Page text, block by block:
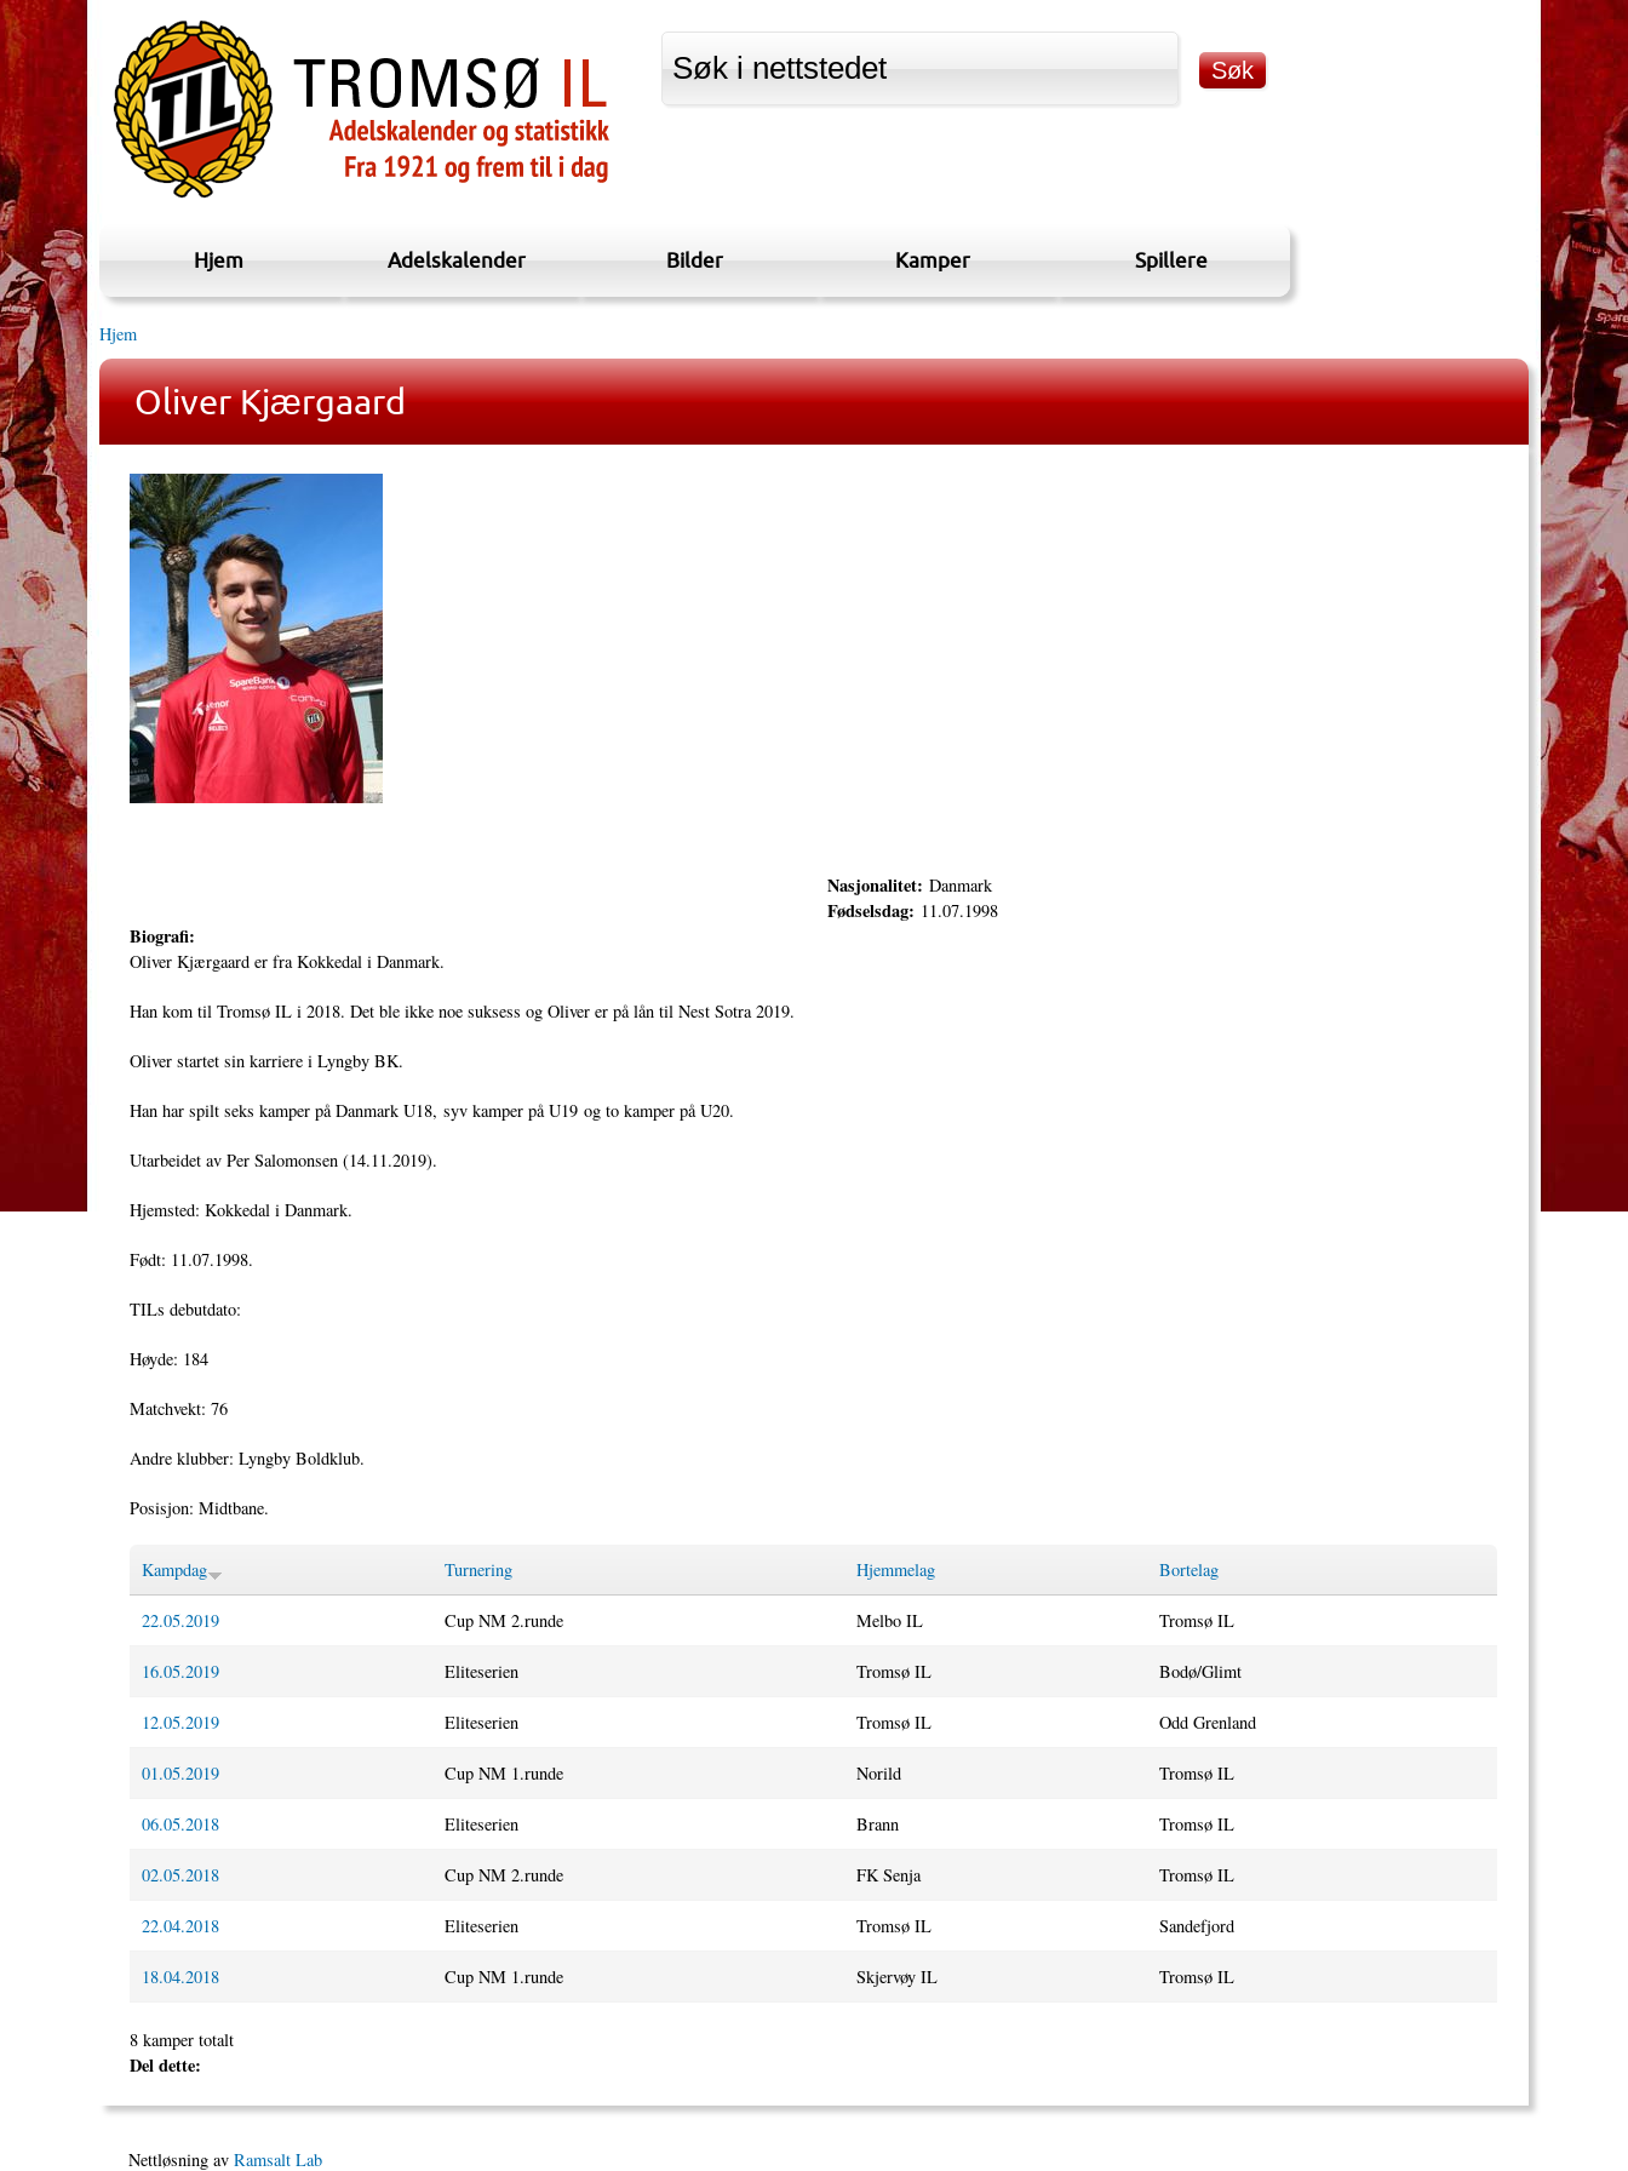
Hjem Adelskalender Bilder Kamper Spillere
Hjem
Oliver Kjærgaard
Nasjonalitet:Danmark
Fødselsdag: 11.07.1998
Biografi:
Oliver Kjærgaard er fra Kokkedal i Danmark.
Han kom til Tromsø IL i 2018. Det ble ikke noe suksess og Oliver er på lån til Nest Sotra 2019.
Oliver startet sin karriere i Lyngby BK.
Han har spilt seks kamper på Danmark U18, syv kamper på U19 og to kamper på U20.
Utarbeidet av Per Salomonsen (14.11.2019).
Hjemsted: Kokkedal i Danmark.
Født: 11.07.1998.
TILs debutdato:
Høyde: 184
Matchvekt: 76
Andre klubber: Lyngby Boldklub.
Posisjon: Midtbane.
Kampdag Turnering Hjemmelag Bortelag
22.05.2019 Cup NM 2.runde Melbo IL Tromsø IL
16.05.2019 Eliteserien Tromsø IL Bodø/Glimt
12.05.2019 Eliteserien Tromsø IL Odd Grenland
01.05.2019 Cup NM 1.runde Norild Tromsø IL
06.05.2018 Eliteserien Brann Tromsø IL
02.05.2018 Cup NM 2.runde FK Senja Tromsø IL
22.04.2018 Eliteserien Tromsø IL Sandefjord
18.04.2018 Cup NM 1.runde Skjervøy IL Tromsø IL
8 kamper totalt
Del dette:
Nettløsning av Ramsalt Lab